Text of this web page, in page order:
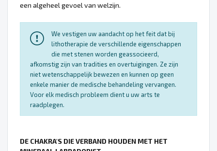
een algeheel gevoel van welzijn.
We vestigen uw aandacht op het feit dat bij
lithotherapie de verschillende eigenschappen
die met stenen worden geassocieerd,
afkomstig zijn van tradities en overtuigingen. Ze zijn
niet wetenschappelijk bewezen en kunnen op geen
enkele manier de medische behandeling vervangen.
Voor elk medisch probleem dient u uw arts te
raadplegen.
DE CHAKRA'S DIE VERBAND HOUDEN MET HET